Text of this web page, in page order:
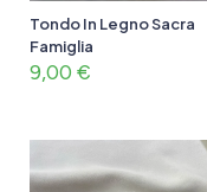
Tondo In Legno Sacra
Famiglia
9,00 €